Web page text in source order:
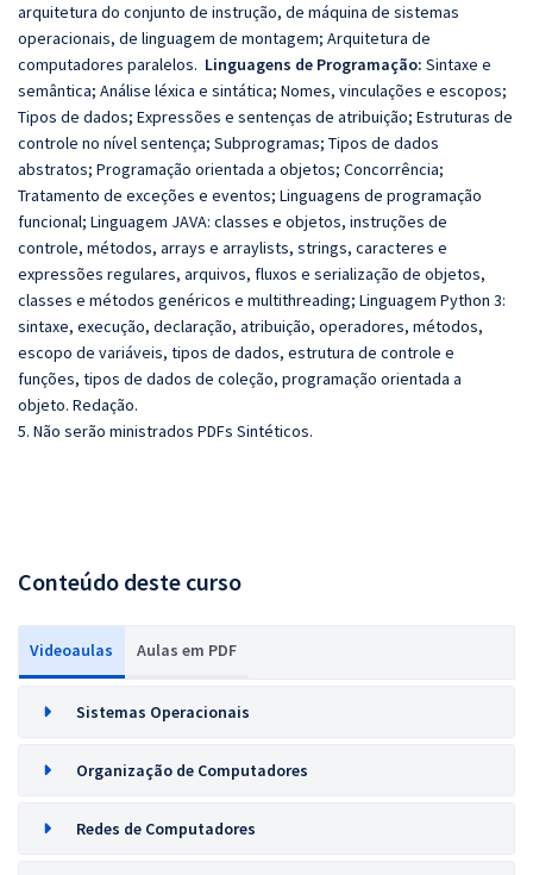
arquitetura do conjunto de instrução, de máquina de sistemas
operacionais, de linguagem de montagem; Arquitetura de
computadores paralelos. Linguagens de Programação: Sintaxe e
semântica; Análise léxica e sintática; Nomes, vinculações e escopos;
Tipos de dados; Expressões e sentenças de atribuição; Estruturas de
controle no nível sentença; Subprogramas; Tipos de dados
abstratos; Programação orientada a objetos; Concorrência;
Tratamento de exceções e eventos; Linguagens de programação
funcional; Linguagem JAVA: classes e objetos, instruções de
controle, métodos, arrays e arraylists, strings, caracteres e
expressões regulares, arquivos, fluxos e serialização de objetos,
classes e métodos genéricos e multithreading; Linguagem Python 3:
sintaxe, execução, declaração, atribuição, operadores, métodos,
escopo de variáveis, tipos de dados, estrutura de controle e
funções, tipos de dados de coleção, programação orientada a
objeto. Redação.
5. Não serão ministrados PDFs Sintéticos.
Conteúdo deste curso
Videoaulas Aulas em PDF
Sistemas Operacionais
Organização de Computadores
Redes de Computadores